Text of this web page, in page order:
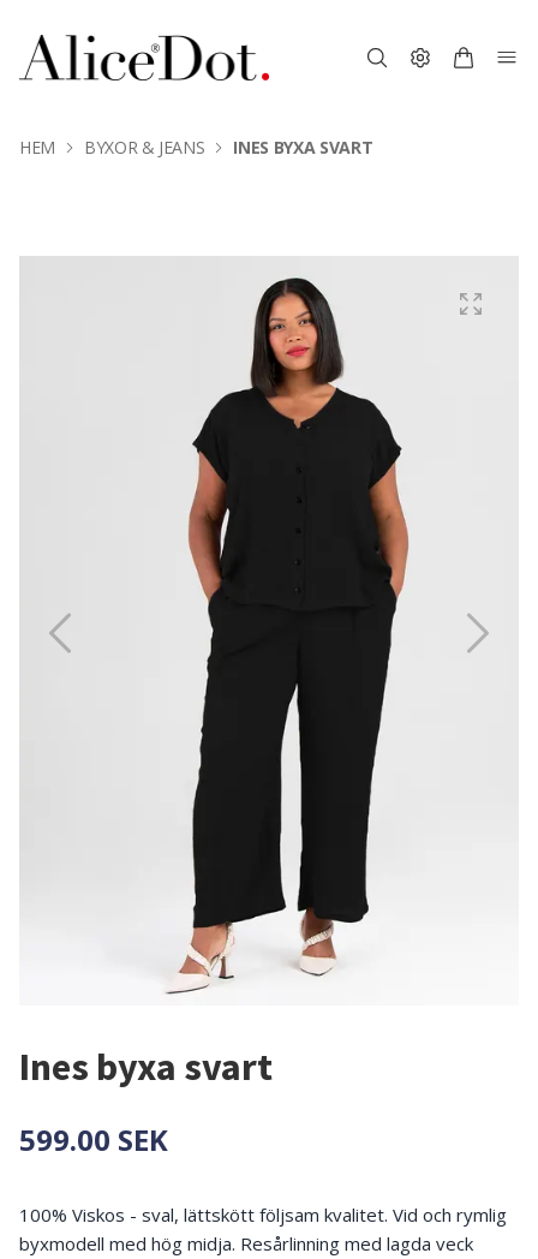
HEM BYXOR & JEANS INES BYXA SVART
Ines byxa svart
599.00 SEK
100% Viskos - sval, lättskött följsam kvalitet. Vid och rymlig
byxmodell med hög midja. Resårlinning med lagda veck